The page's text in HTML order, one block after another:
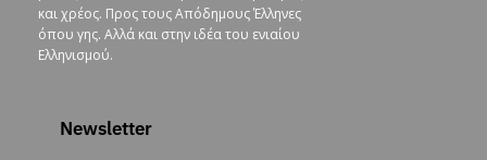
και χρέος. Προς τους Απόδημους Έλληνες
όπου γης. Αλλά και στην ιδέα του ενιαίου
Ελληνισμού.
Newsletter